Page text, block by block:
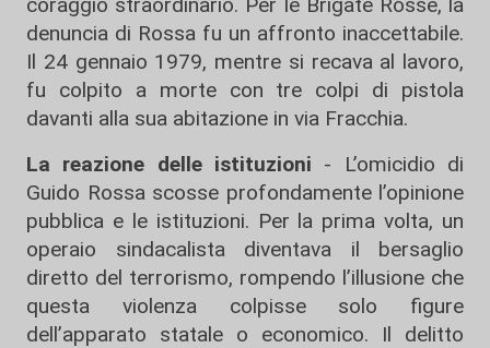
denuncia di Rossa fu un affronto inaccettabile.
Il 24 gennaio 1979, mentre si recava al lavoro,
fu colpito a morte con tre colpi di pistola
davanti alla sua abitazione in via Fracchia.
La reazione delle istituzioni - L’omicidio di
Guido Rossa scosse profondamente l’opinione
pubblica e le istituzioni. Per la prima volta, un
operaio sindacalista diventava il bersaglio
diretto del terrorismo, rompendo l’illusione che
questa violenza colpisse solo figure
dell’apparato statale o economico. Il delitto